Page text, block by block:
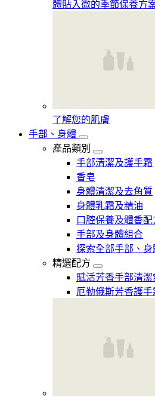
體貼入微的季節保養方
了解您的肌膚
手部、身體
產品類別
手部清潔及護手霜
香皂
身體清潔及去角質
身體乳霜及精油
口腔保養及體香配
手部及身體組合
探索全部手部、身
精選配方
賦活芳香手部清潔
厄勒俄斯芳香護手